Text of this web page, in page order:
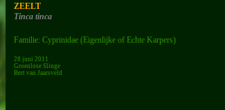
ZEELT
Tinca tinca
Familie: Cyprinidae (Eigenlijke of Echte Karpers)
28 juni 2011
Groenlose Slinge
Bert van Jaarsveld